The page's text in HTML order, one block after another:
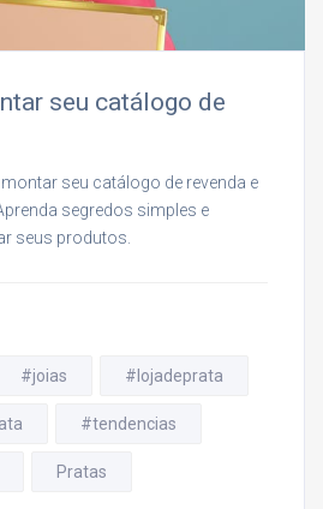
seu catálogo de
seu catálogo de revenda e
segredos simples e
seus produtos.
#joias #lojadeprata
#tendencias
Pratas